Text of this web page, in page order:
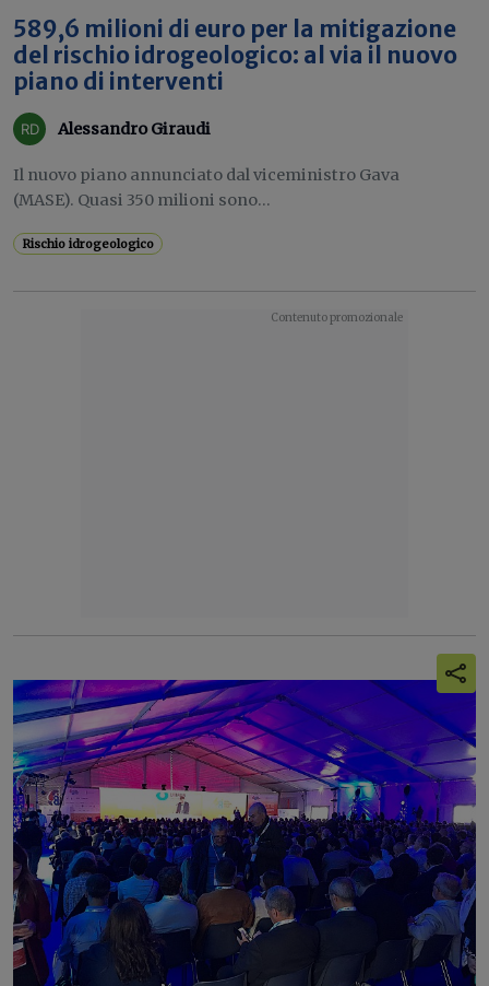
589,6 milioni di euro per la mitigazione
del rischio idrogeologico: al via il nuovo
piano di interventi
Alessandro Giraudi
Il nuovo piano annunciato dal viceministro Gava
(MASE). Quasi 350 milioni sono...
Rischio idrogeologico